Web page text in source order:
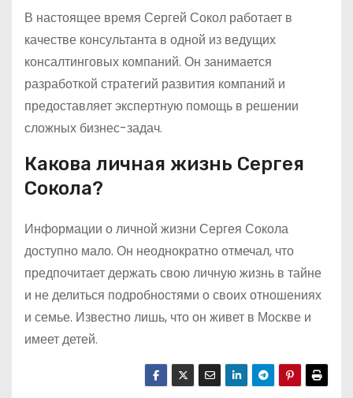
В настоящее время Сергей Сокол работает в
качестве консультанта в одной из ведущих
консалтинговых компаний. Он занимается
разработкой стратегий развития компаний и
предоставляет экспертную помощь в решении
сложных бизнес-задач.
Какова личная жизнь Сергея
Сокола?
Информации о личной жизни Сергея Сокола
доступно мало. Он неоднократно отмечал, что
предпочитает держать свою личную жизнь в тайне
и не делиться подробностями о своих отношениях
и семье. Известно лишь, что он живет в Москве и
имеет детей.